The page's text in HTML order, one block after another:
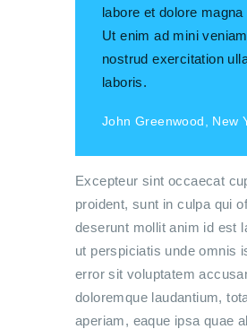
labore et dolore magna
Ut enim ad mini
nostrud exercitation
laboris.
John Greenwood, New
Excepteur sint occaecat
proident, sunt in culpa qui
deserunt mollit anim id est
ut perspiciatis unde omnis
error sit voluptatem
doloremque laudantium,
aperiam, eaque ipsa quae